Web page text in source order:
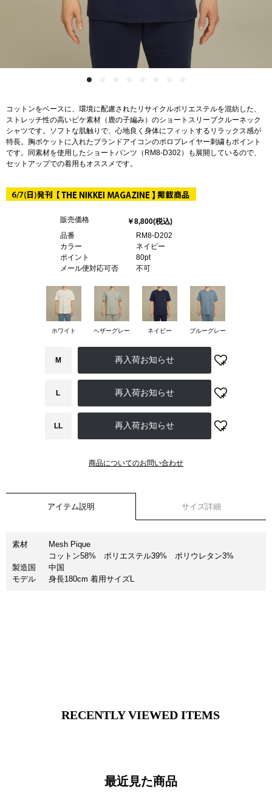
コットンをベースに、環境に配慮されたリサイクルポリエステルを混紡した、
ストレッチ性の高いピケ素材（鹿の子編み）のショートスリーブクルーネック
シャツです。ソフトな肌触りで、心地良く身体にフィットするリラックス感が
特長。胸ポケットに入れたブランドアイコンのポロプレイヤー刺繍もポイント
です。同素材を使用したショートパンツ（RM8-D302）も展開しているので、
セットアップでの着用もオススメです。
販売価格 ￥8,800(税込)
品番
RM8-D202
カラー
ネイビー
ポイント
80pt
メール便対応可否
不可
ホワイト ヘザーグレー ネイビー ブルーグレー
M
L
LL
商品についてのお問い合わせ
アイテム説明 サイズ詳細
素材
Mesh Pique
コットン58% ポリエステル39% ポリウレタン3%
製造国
中国
モデル
身長180cm 着用サイズL
RECENTLY VIEWED ITEMS
最近見た商品